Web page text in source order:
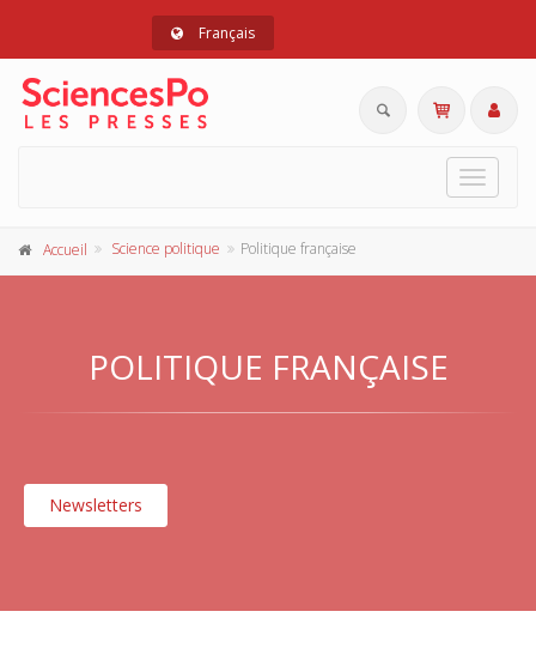
Français
Toggle
Accueil Science politique Politique française
POLITIQUE FRANÇAISE
Newsletters